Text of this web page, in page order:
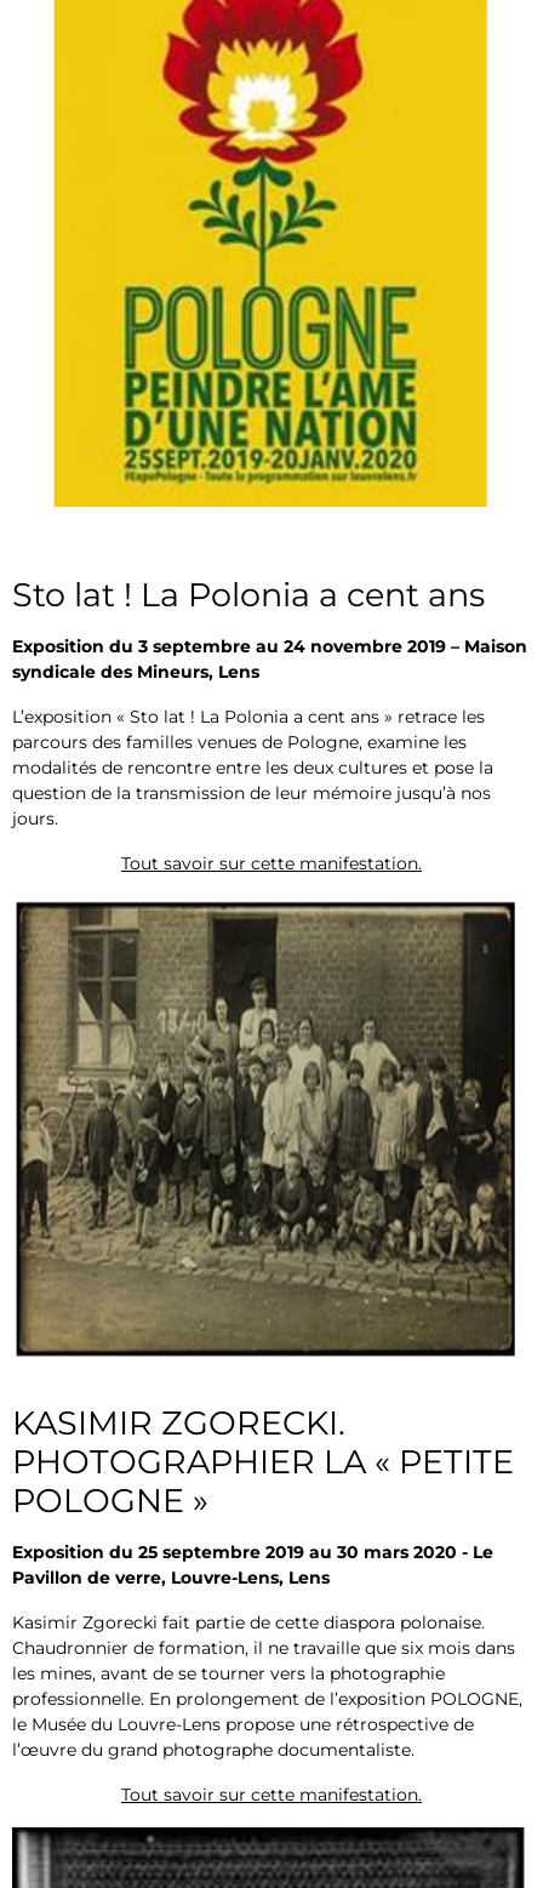
Sto lat ! La Polonia a cent ans
Exposition du 3 septembre au 24 novembre 2019 – Maison
syndicale des Mineurs, Lens
L’exposition « Sto lat ! La Polonia a cent ans » retrace les
parcours des familles venues de Pologne, examine les
modalités de rencontre entre les deux cultures et pose la
question de la transmission de leur mémoire jusqu’à nos
jours.
Tout savoir sur cette manifestation.
KASIMIR ZGORECKI.
PHOTOGRAPHIER LA « PETITE
POLOGNE »
Exposition du 25 septembre 2019 au 30 mars 2020 - Le
Pavillon de verre, Louvre-Lens, Lens
Kasimir Zgorecki fait partie de cette diaspora polonaise.
Chaudronnier de formation, il ne travaille que six mois dans
les mines, avant de se tourner vers la photographie
professionnelle. En prolongement de l’exposition POLOGNE,
le Musée du Louvre-Lens propose une rétrospective de
l’œuvre du grand photographe documentaliste.
Tout savoir sur cette manifestation.